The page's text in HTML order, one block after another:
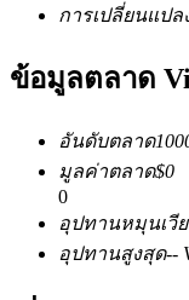
อนุพันธ์ของหุ้น
การเปลี่ยนแปล
ข้อมูลตลาด
อันดับตลาด
มูลค่าตลาด$0
0
อุปทานหมุนเวี
อุปทานสูงสุด--